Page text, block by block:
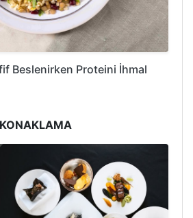
Beslenirken Proteini İhmal